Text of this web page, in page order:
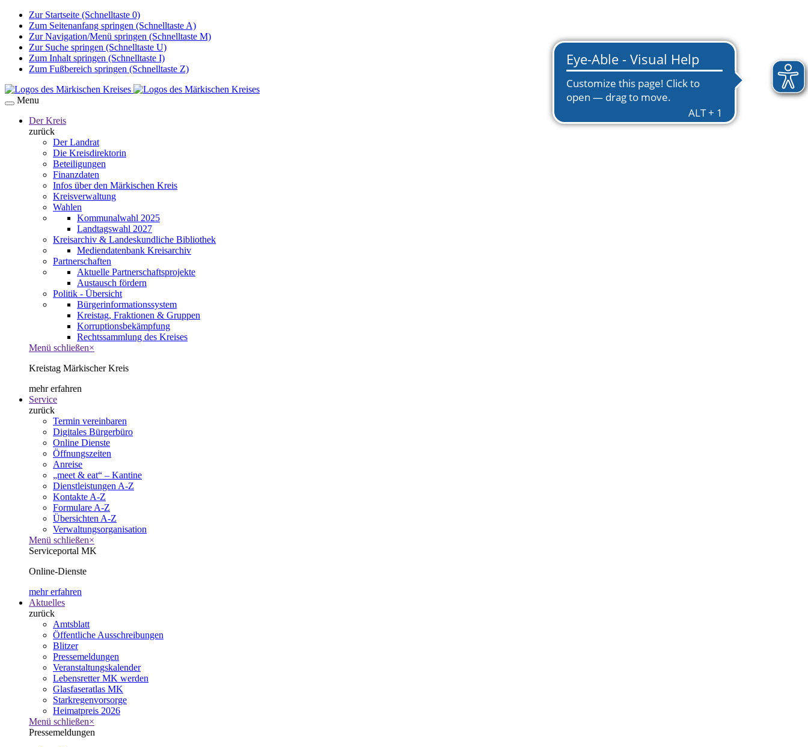
Zur Startseite (Schnelltaste 0)
Zum Seitenanfang springen (Schnelltaste A)
Zur Navigation/Menü springen (Schnelltaste M)
Zur Suche springen (Schnelltaste U)
Zum Inhalt springen (Schnelltaste I)
Zum Fußbereich springen (Schnelltaste Z)
Menu
Der Kreis
zurück
Der Landrat
Die Kreisdirektorin
Beteiligungen
Finanzdaten
Infos über den Märkischen Kreis
Kreisverwaltung
Wahlen
Kommunalwahl 2025
Landtagswahl 2027
Kreisarchiv & Landeskundliche Bibliothek
Mediendatenbank Kreisarchiv
Partnerschaften
Aktuelle Partnerschaftsprojekte
Austausch fördern
Politik - Übersicht
Bürgerinformationssystem
Kreistag, Fraktionen & Gruppen
Korruptionsbekämpfung
Rechtssammlung des Kreises
Menü schließen×
Kreistag Märkischer Kreis
mehr erfahren
Service
zurück
Termin vereinbaren
Digitales Bürgerbüro
Online Dienste
Öffnungszeiten
Anreise
„meet & eat“ – Kantine
Dienstleistungen A-Z
Kontakte A-Z
Formulare A-Z
Übersichten A-Z
Verwaltungsorganisation
Menü schließen×
Serviceportal MK
Online-Dienste
mehr erfahren
Aktuelles
zurück
Amtsblatt
Öffentliche Ausschreibungen
Blitzer
Pressemeldungen
Veranstaltungskalender
Lebensretter MK werden
Glasfaseratlas MK
Starkregenvorsorge
Heimatpreis 2026
Menü schließen×
Pressemeldungen